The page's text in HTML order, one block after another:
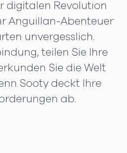
digitalen Revolution
Anguillan-Abenteuer
unvergesslich.
teilen Sie Ihre
Sie die Welt
Sooty deckt Ihre
ab.